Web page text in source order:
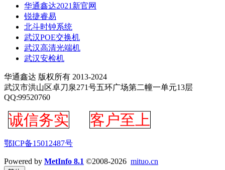
华通鑫达2021新官网
锐捷睿易
北斗时钟系统
武汉POE交换机
武汉高清光端机
武汉安检机
华通鑫达 版权所有 2013-2024
武汉市洪山区卓刀泉271号五环广场第二幢一单元13层
QQ:99520760
诚信务实 客户至上
鄂ICP备15012487号
Powered by MetInfo 8.1 ©2008-2026 mituo.cn